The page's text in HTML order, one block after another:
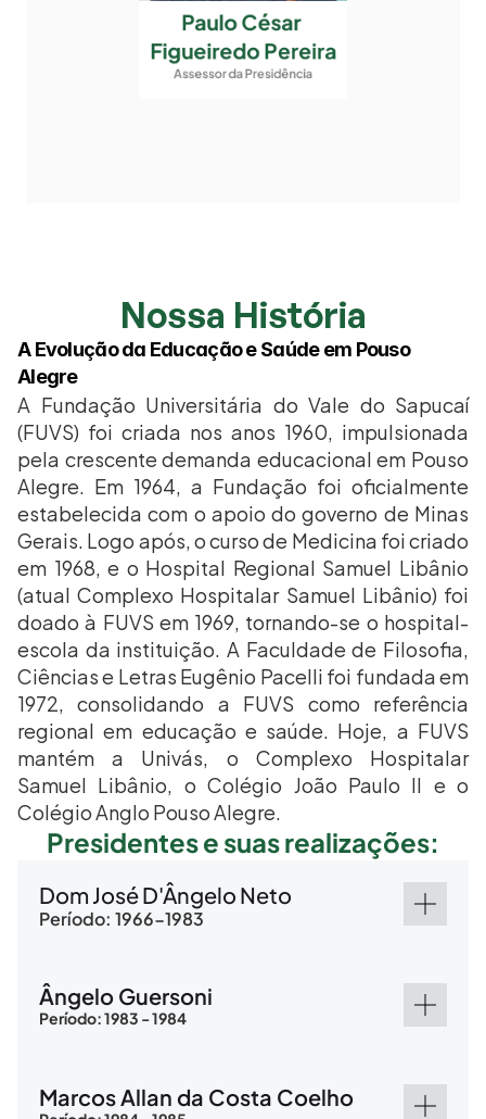
Paulo César
Figueiredo Pereira
Assessor da Presidência
Nossa História
A Evolução da Educação e Saúde em Pouso
Alegre
A Fundação Universitária do Vale do Sapucaí
(FUVS) foi criada nos anos 1960, impulsionada
pela crescente demanda educacional em Pouso
Alegre. Em 1964, a Fundação foi oficialmente
estabelecida com o apoio do governo de Minas
Gerais. Logo após, o curso de Medicina foi criado
em 1968, e o Hospital Regional Samuel Libânio
(atual Complexo Hospitalar Samuel Libânio) foi
doado à FUVS em 1969, tornando-se o hospital-
escola da instituição. A Faculdade de Filosofia,
Ciências e Letras Eugênio Pacelli foi fundada em
1972, consolidando a FUVS como referência
regional em educação e saúde. Hoje, a FUVS
mantém a Univás, o Complexo Hospitalar
Samuel Libânio, o Colégio João Paulo II e o
Colégio Anglo Pouso Alegre.
Presidentes e suas realizações:
Dom José D'Ângelo Neto
Período: 1966-1983
Ângelo Guersoni
Período: 1983 - 1984
Marcos Allan da Costa Coelho